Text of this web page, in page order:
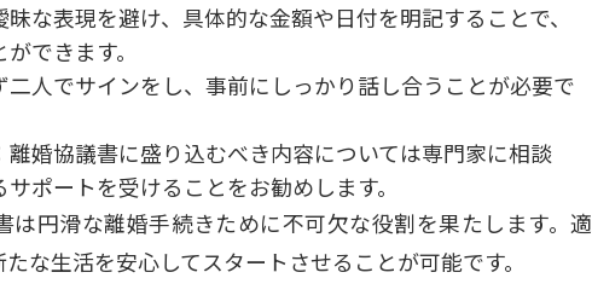
昧な表現を避け、具体的な金額や日付を明記することで、
できます。
二人でサインをし、事前にしっかり話し合うことが必要で
離婚協議書に盛り込むべき内容については専門家に相談
ポートを受けることをお勧めします。
は円滑な離婚手続きために不可欠な役割を果たします。適
な生活を安心してスタートさせることが可能です。